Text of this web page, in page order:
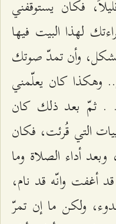
فكان يستوقفني
لهذا البيت فيها
وأن تمدّ صوتك
وهكذا كان يعلّمني
. ثمّ بعد ذلك كان
التي قُرئت، فكان
أداء الصلاة وما
أغفت وانّه قد نام،
ولكن ما إن تمرّ